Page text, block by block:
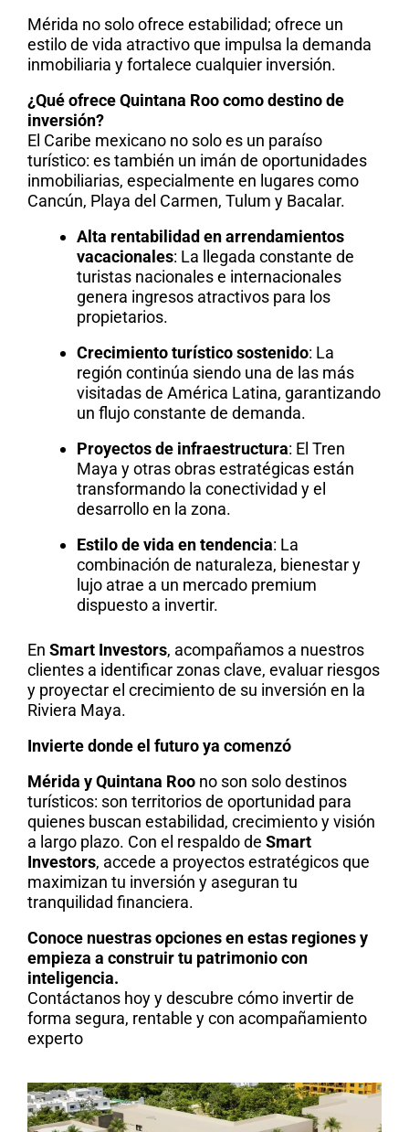
Mérida no solo ofrece estabilidad; ofrece un
estilo de vida atractivo que impulsa la demanda
inmobiliaria y fortalece cualquier inversión.
¿Qué ofrece Quintana Roo como destino de
inversión?
El Caribe mexicano no solo es un paraíso
turístico: es también un imán de oportunidades
inmobiliarias, especialmente en lugares como
Cancún, Playa del Carmen, Tulum y Bacalar.
Alta rentabilidad en arrendamientos
vacacionales: La llegada constante de
turistas nacionales e internacionales
genera ingresos atractivos para los
propietarios.
Crecimiento turístico sostenido: La
región continúa siendo una de las más
visitadas de América Latina, garantizando
un flujo constante de demanda.
Proyectos de infraestructura: El Tren
Maya y otras obras estratégicas están
transformando la conectividad y el
desarrollo en la zona.
Estilo de vida en tendencia: La
combinación de naturaleza, bienestar y
lujo atrae a un mercado premium
dispuesto a invertir.
En Smart Investors, acompañamos a nuestros
clientes a identificar zonas clave, evaluar riesgos
y proyectar el crecimiento de su inversión en la
Riviera Maya.
Invierte donde el futuro ya comenzó
Mérida y Quintana Roo no son solo destinos
turísticos: son territorios de oportunidad para
quienes buscan estabilidad, crecimiento y visión
a largo plazo. Con el respaldo de Smart
Investors, accede a proyectos estratégicos que
maximizan tu inversión y aseguran tu
tranquilidad financiera.
Conoce nuestras opciones en estas regiones y
empieza a construir tu patrimonio con
inteligencia.
Contáctanos hoy y descubre cómo invertir de
forma segura, rentable y con acompañamiento
experto